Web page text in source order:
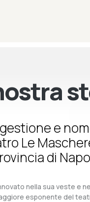
e
Le
di
nella sua veste e
esponente del